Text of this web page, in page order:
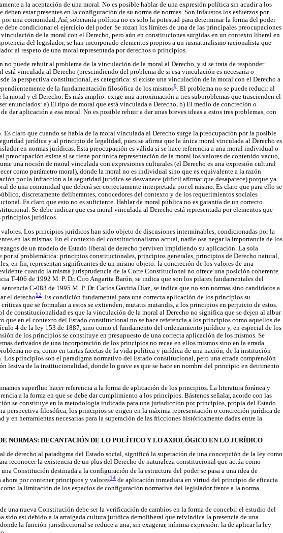
a la aceptación de una moral. No es posible hablar de una expresión política sin acudir a los
estar presentes en la configuración de su norma de normas. Son infaustos los esfuerzos por
una comunidad. Así, soberanía política no es solo la potestad para determinar la forma del poder
debe condicionar el ejercicio del poder. Se rozan los límites de una de las principales preocupaciones
de la moral con el Derecho, pero aún en constituciones surgidas en un contexto liberal en
del legislador, se han incorporado elementos propios a un iusnaturalismo racionalista que
al respeto de una moral representada por derechos o principios.
puede rehuir al problema de la vinculación de la moral al Derecho, y si se trata de responder
está vinculada al Derecho (prescindiendo del problema de si esa vinculación es necesaria o
la perspectiva constitucional, es categórica: sí existe una vinculación de la moral con el Derecho a
de la fundamentación filosófica de los mismos9. El problema no se puede reducir al
moral y el Derecho. Es más amplio: exige una aproximación a tres subproblemas que trascienden el
enunciados: a) El tipo de moral que está vinculada a Derecho, b) El medio de concreción o
dar aplicación a esa moral. No es posible rehuir a dar unas breves ideas a estos tres problemas, con
claro que cuando se habla de la moral vinculada al Derecho surge la preocupación por la posible
jurídica y al principio de legalidad, pues se afirma que la única moral vinculada al Derecho es
en normas jurídicas. Esta preocupación es válida si se hace referencia a una moral individual o
preocupación existe si se tiene por única representación de la moral los valores de contenido vacuo,
una noción de moral vinculada con expresiones culturales (el Derecho es una expresión cultural
como parámetro moral), donde la moral no es individual sino que es equivalente a la razón
por la infracción a la seguridad jurídica se desvanece (difícil afirmar que desaparece) porque ya
de una comunidad que deberá ser correctamente interpretada por el mismo. Es claro que para ello se
discretamente deliberantes, conocedores del contexto y de los requerimientos sociales
Es claro que esto no es suficiente. Hablar de moral pública no es garantía de un correcto
Se debe indicar que esa moral vinculada al Derecho está representada por elementos que
principios jurídicos.
Los principios jurídicos han sido objeto de discusiones interminables, condicionadas por la
en las mismas. En el contexto del constitucionalismo actual, nadie osa negar la importancia de los
de un modelo de Estado liberal de derecho perviven impidiendo su aplicación. La sola
por sí problemática: principios constitucionales, principios generales, principios de Derecho natural,
en fin, representan significantes de un mismo objeto: la concreción de los valores de una
cuando la misma jurisprudencia de la Corte Constitucional no ofrece una posición coherente
T-406 de 1992 M. P. Dr. Ciro Angarita Barón, se indica que son los pilares fundamentales del
sentencia C-083 de 1995 M. P. Dr. Carlos Gaviria Díaz, se indica que no son normas sino candidatos a
el derecho12. Es condición fundamental para una correcta aplicación de los principios su
que se formulan a estos se extienden, mutatis mutandis, a los principios en perjuicio de estos.
de constitucionalidad es que la vinculación de la moral al Derecho no significa que se dejen al albur
que en el contexto del Estado constitucional no se hace referencia a los principios como aquellos de
4 de la ley 153 de 1887, sino como el fundamento del ordenamiento jurídico y, en especial de los
de los principios se constituye en presupuesto de una correcta aplicación de los mismos. Se
derivados de una incorporación de los principios no recae en ellos mismos sino en la errada
no es, como en tantas facetas de la vida política y jurídica de una nación, de la institución
Los principios son el paradigma normativo del Estado constitucional, pero una errada comprensión
lesiva de la institucionalidad, donde lo grave es que se hace en nombre del principio en detrimento
superfluo hacer referencia a la forma de aplicación de los principios. La literatura foránea y
a la forma en que se debe dar cumplimiento a los principios. Bástenos señalar, acorde con las
se constituye en la metodología indicada para una jurisdicción por principios, propia del Estado
perspectiva filosófica, los principios se erigen en la máxima representación o concreción jurídica de
y en herramientas necesarias para la superación de las fricciones históricamente dadas entre la
NORMAS: DECANTACIÓN DE LO POLÍTICO Y LO AXIOLÓGICO EN LO JURÍDICO
de derecho al paradigma del Estado social, significó la superación de una concepción de la ley como
reconocer la existencia de un plus del Derecho de naturaleza constitucional que actúa como
una Constitución destinada a la configuración de la estructura del poder se pasa a una idea de
por contener principios y valores14 de aplicación inmediata en virtud del principio de eficacia
la limitación de los espacios de configuración normativa del legislador frente a la norma
una nueva Constitución debe ser la verificación de cambios en la forma de concebir el estudio del
sido así debido a la arraigada cultura jurídica demoliberal que reivindica la presencia de una
la función jurisdiccional se reduce a una, sin exagerar, mínima expresión: la de aplicar la ley